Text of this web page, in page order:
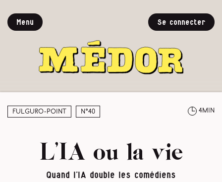
Menu Se connecter
Fulguro-Point N°40 4min
L’IA ou la vie
Quand l’IA double les comédiens